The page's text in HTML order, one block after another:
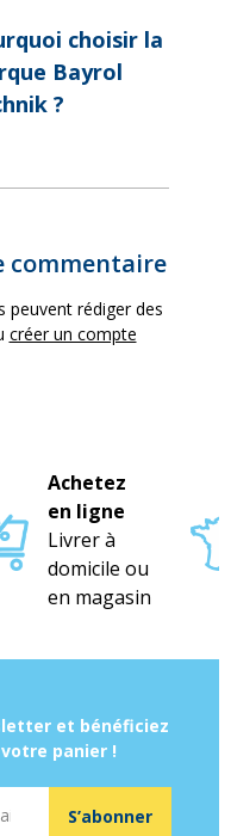
choisir la
Bayrol
?
commentaire
peuvent rédiger des
créer un compte
Achetez
en ligne
Livrer à
domicile ou
en magasin
et bénéficiez
panier !
S’abonner